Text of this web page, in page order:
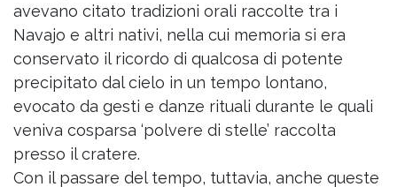
avevano citato tradizioni orali raccolte tra i
Navajo e altri nativi, nella cui memoria si era
conservato il ricordo di qualcosa di potente
precipitato dal cielo in un tempo lontano,
evocato da gesti e danze rituali durante le quali
veniva cosparsa ‘polvere di stelle’ raccolta
presso il cratere.
Con il passare del tempo, tuttavia, anche queste